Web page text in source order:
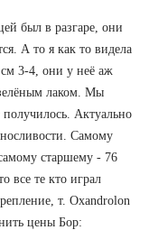
был в разгаре, они
А то я как то видела
3-4, они у неё аж
лаком. Мы
Актуально
Самому
старшему - 76
все те кто играл
т. Oxandrolon
цены Бор: